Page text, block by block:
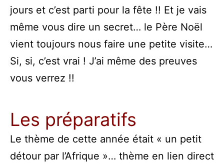
jours et c’est parti pour la fête !! Et je vais
même vous dire un secret… le Père Noël
vient toujours nous faire une petite visite…
Si, si, c’est vrai ! J’ai même des preuves
vous verrez !!
Les préparatifs
Le thème de cette année était « un petit
détour par l’Afrique »… thème en lien direct